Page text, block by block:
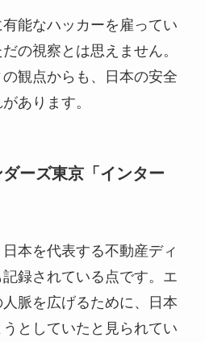
能なハッカーを雇ってい
の視察とは思えません。
観点からも、日本の安全
あります。
ーズ東京「インター
本を代表する不動産ディ
録されている点です。エ
脈を広げるために、日本
としていたと見られてい